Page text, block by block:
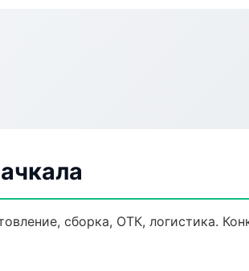
сборка, ОТК, логистика.